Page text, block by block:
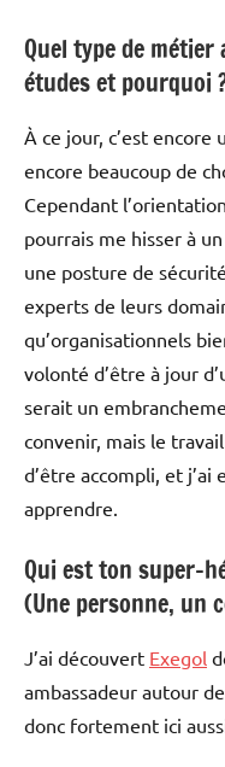
Quel type de
études et pourquoi
À ce jour, c’est encore
encore beaucoup de
Cependant
pourrais me hisser à
une posture de
experts de leurs
qu’organisationnels
volonté d’être à jour
serait un
convenir, mais le
d’être accompli, et j’ai
apprendre.
Qui est ton super-
(Une personne, un
J’ai découvert Exegol
ambassadeur autour
donc fortement ici